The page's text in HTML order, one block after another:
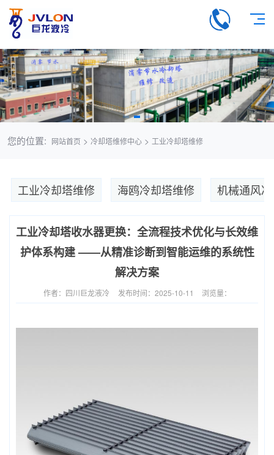
您的位置: 网站首页 > 冷却塔维修中心> 工业冷却塔维修
工业冷却塔维修 海鸥冷却塔维修 机械通风
工业冷却塔收水器更换：全流程技术优化与长效维
护体系构建 ——从精准诊断到智能运维的系统性
解决方案
作者：四川巨龙液冷 发布时间：2025-10-11 浏览量：